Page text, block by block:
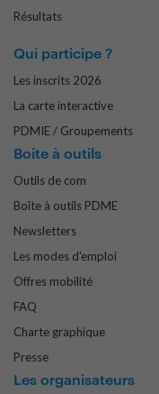
Résultats
Qui participe ?
Les inscrits 2026
La carte interactive
PDMIE / Groupements
Boite à outils
Outils de com
Boîte à outils PDME
Newsletters
Les modes d'emploi
Offres mobilité
FAQ
Charte graphique
Presse
Les organisateurs